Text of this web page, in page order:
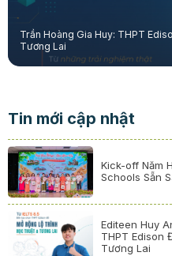
Trần Hoàng Gia Huy: THPT
Tương Lai
Tin mới cập nhật
Kick-off Năm
Schools Sẵn
Editeen Huy
THPT Edison
Tương Lai